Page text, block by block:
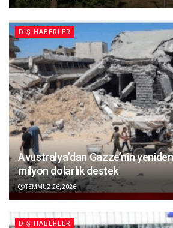
DIŞ HABERLER
Avustralya’dan Gazze’nin
milyon dolarlık destek
TEMMUZ 26, 2026
DIŞ HABERLER